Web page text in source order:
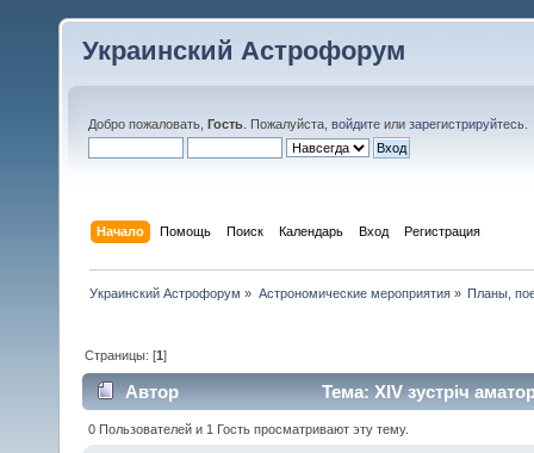
Украинский Астрофорум
Добро пожаловать, Гость . Пожалуйста, войдите или зарегистрируйтесь
Начало Помощь Поиск Календарь Вход Регистрация
Украинский Астрофорум » Астрономические мероприятия» Планы,
Страницы: [1]
Автор Тема: XIV зустріч
0 Пользователей и 1 Гость просматривают эту тему.